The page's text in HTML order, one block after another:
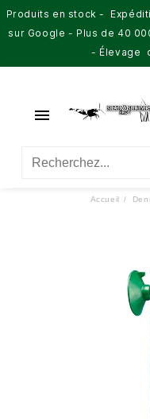
Produits en stock -
sur Google - Plus de 40
- Élevage

Accueil